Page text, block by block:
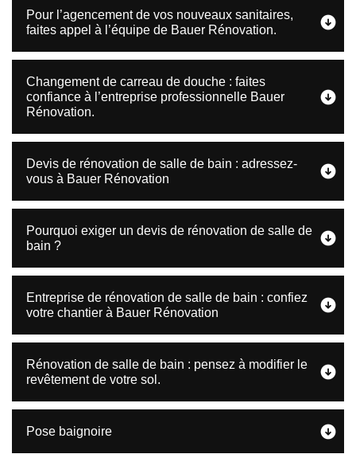
Pour l’agencement de vos nouveaux sanitaires,
faites appel à l’équipe de Bauer Rénovation.
Changement de carreau de douche : faites
confiance à l’entreprise professionnelle Bauer
Rénovation.
Devis de rénovation de salle de bain : adressez-
vous à Bauer Rénovation
Pourquoi exiger un devis de rénovation de salle de
bain ?
Entreprise de rénovation de salle de bain : confiez
votre chantier à Bauer Rénovation
Rénovation de salle de bain : pensez à modifier le
revêtement de votre sol.
Pose baignoire